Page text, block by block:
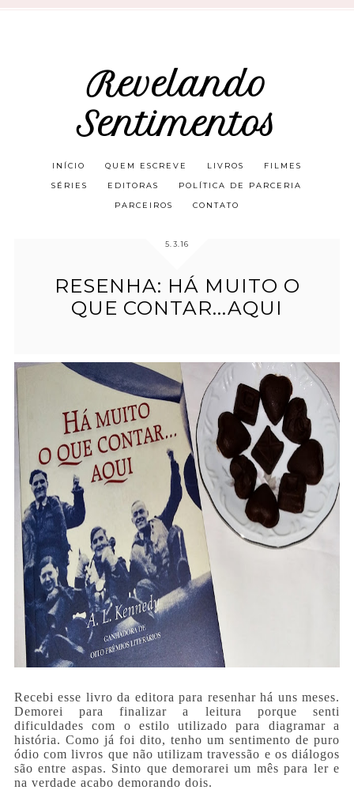
Revelando
Sentimentos
INÍCIO QUEM ESCREVE LIVROS FILMES
SÉRIES EDITORAS POLÍTICA DE PARCERIA
PARCEIROS CONTATO
5.3.16
RESENHA: HÁ MUITO O
QUE CONTAR...AQUI
Recebi esse livro da editora para resenhar há uns meses.
Demorei para finalizar a leitura porque senti
dificuldades com o estilo utilizado para diagramar a
história. Como já foi dito, tenho um sentimento de puro
ódio com livros que não utilizam travessão e os diálogos
são entre aspas. Sinto que demorarei um mês para ler e
na verdade acabo demorando dois.